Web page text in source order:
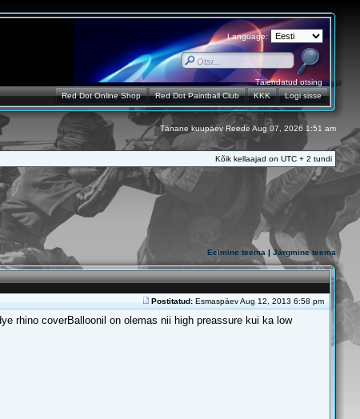
Language:
Täiendatud otsing
Logi sisse
KKK
Red Dot Paintball Club
Red Dot Online Shop
Tänane kuupäev Reede Aug 07, 2026 1:51 am
Kõik kellaajad on UTC + 2 tundi
Eelmine teema | Järgmine teema
Postitatud:Esmaspäev Aug 12, 2013 6:58 pm
rhino coverBalloonil on olemas nii high preassure kui ka low